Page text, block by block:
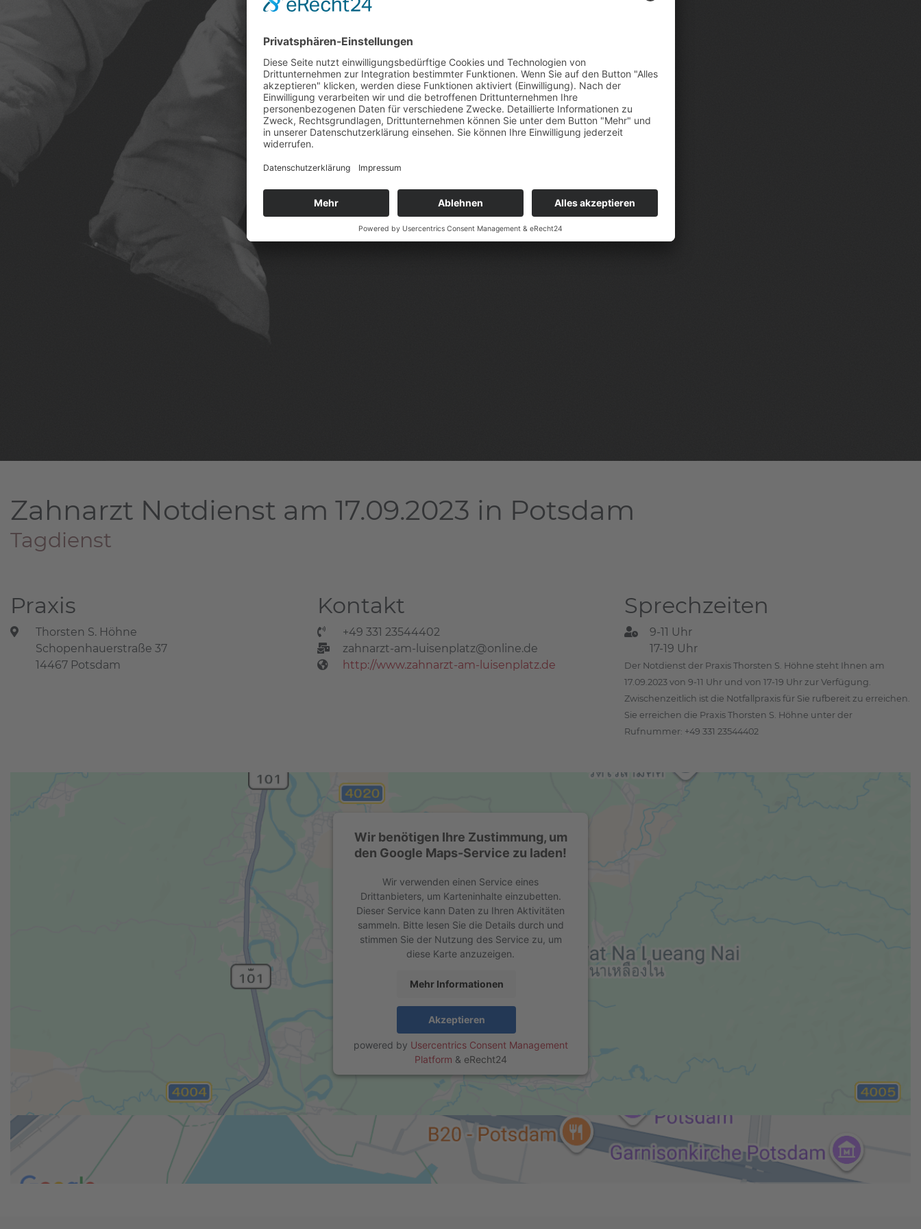
Zahnarzt Notdienst am 17.09.2023 in Potsdam
Tagdienst
Praxis
Thorsten S. Höhne
Schopenhauerstraße 37
14467 Potsdam
Kontakt
+49 331 23544402
zahnarzt-am-luisenplatz@online.de
http://www.zahnarzt-am-luisenplatz.de
Sprechzeiten
9-11 Uhr
17-19 Uhr
Der Notdienst der Praxis Thorsten S. Höhne steht Ihnen am
17.09.2023 von 9-11 Uhr und von 17-19 Uhr zur Verfügung.
Zwischenzeitlich ist die Notfallpraxis für Sie rufbereit zu erreichen.
Sie erreichen die Praxis Thorsten S. Höhne unter der
Rufnummer: +49 331 23544402
Wir benötigen Ihre Zustimmung, um
den Google Maps-Service zu laden!
Wir verwenden einen Service eines
Drittanbieters, um Karteninhalte einzubetten.
Dieser Service kann Daten zu Ihren Aktivitäten
sammeln. Bitte lesen Sie die Details durch und
stimmen Sie der Nutzung des Service zu, um
diese Karte anzuzeigen.
Mehr Informationen
Akzeptieren
powered by Usercentrics Consent Management
Platform & eRecht24